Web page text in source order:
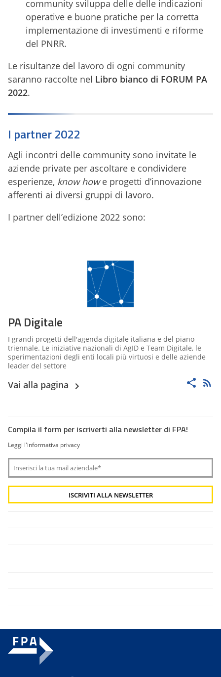
community sviluppa delle delle indicazioni
operative e buone pratiche per la corretta
implementazione di investimenti e riforme
del PNRR.
Le risultanze del lavoro di ogni community
saranno raccolte nel Libro bianco di FORUM PA
2022.​
I partner 2022
Agli incontri delle community sono invitate le
aziende private per ascoltare e condividere
esperienze, know howe progetti d’innovazione
afferenti ai diversi gruppi di lavoro.
I partner dell’edizione 2022 sono:
PA Digitale
I grandi progetti dell'agenda digitale italiana e del piano
triennale. Le iniziative nazionali di AgID e Team Digitale, le
sperimentazioni degli enti locali più virtuosi e delle aziende
leader del settore
Vai alla pagina
Compila il form per iscriverti alla newsletter di FPA!
Leggi l'informativa privacy